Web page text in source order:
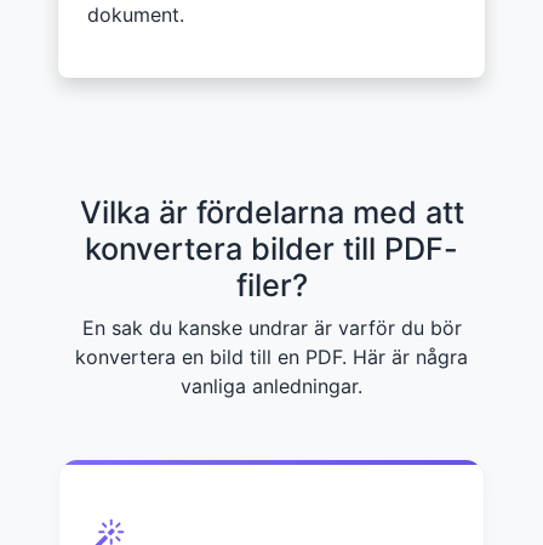
dokument.
Vilka är fördelarna med att
konvertera bilder till PDF-
filer?
En sak du kanske undrar är varför du bör
konvertera en bild till en PDF. Här är några
vanliga anledningar.